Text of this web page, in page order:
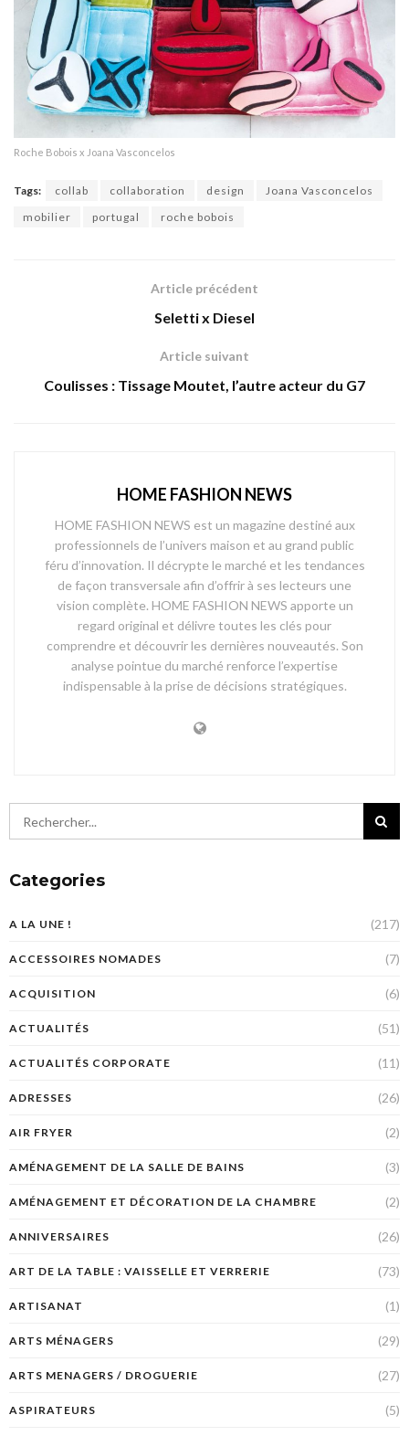
Roche Bobois x Joana Vasconcelos
Tags: collab collaboration design
Joana Vasconcelos
mobilier
portugal roche bobois
Article précédent
Seletti x Diesel
Article suivant
Coulisses : Tissage Moutet, l’autre acteur du G7
HOME FASHION NEWS
HOME FASHION NEWS est un magazine destiné aux
professionnels de l’univers maison et au grand public
féru d’innovation. Il décrypte le marché et les tendances
de façon transversale afin d’offrir à ses lecteurs une
vision complète. HOME FASHION NEWS apporte un
regard original et délivre toutes les clés pour
comprendre et découvrir les dernières nouveautés. Son
analyse pointue du marché renforce l’expertise
indispensable à la prise de décisions stratégiques.
Categories
A LA UNE ! (217)
ACCESSOIRES NOMADES (7)
ACQUISITION (6)
ACTUALITÉS (51)
ACTUALITÉS CORPORATE (11)
ADRESSES (26)
AIR FRYER (2)
AMÉNAGEMENT DE LA SALLE DE BAINS (3)
AMÉNAGEMENT ET DÉCORATION DE LA CHAMBRE (2)
ANNIVERSAIRES (26)
ART DE LA TABLE : VAISSELLE ET VERRERIE (73)
ARTISANAT (1)
ARTS MÉNAGERS (29)
ARTS MENAGERS / DROGUERIE (27)
ASPIRATEURS (5)